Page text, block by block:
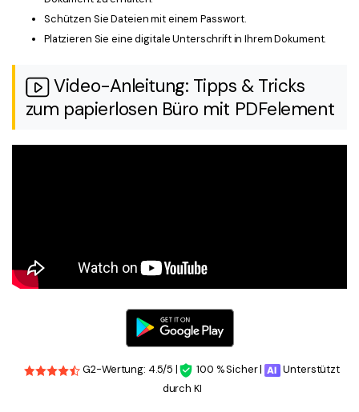
Schützen Sie Dateien mit einem Passwort.
Platzieren Sie eine digitale Unterschrift in Ihrem Dokument.
Video-Anleitung: Tipps & Tricks
zum papierlosen Büro mit PDFelement
G2-Wertung: 4.5/5 | 100 % Sicher |
Unterstützt
durch KI